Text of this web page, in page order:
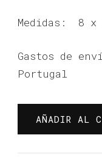
Medidas: 8
Gastos de
Portugal
FIGURA
AÑADIR AL